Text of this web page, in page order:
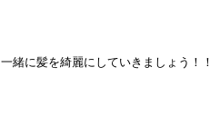
一緒に髪を綺麗にしていきましょう！！